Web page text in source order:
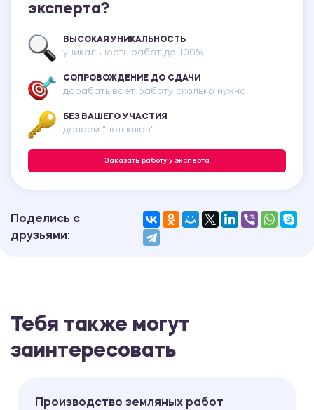
эксперта?
ВЫСОКАЯ УНИКАЛЬНОСТЬ
уникальность работ до 100%
СОПРОВОЖДЕНИЕ ДО СДАЧИ
дорабатывает работу сколько нужно
БЕЗ ВАШЕГО УЧАСТИЯ
делаем "под ключ"
Заказать работу у эксперта
Поделись с
друзьями:
Тебя также могут
заинтересовать
Производство земляных работ